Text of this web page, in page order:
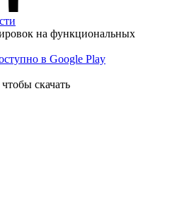
на функциональных
скачать